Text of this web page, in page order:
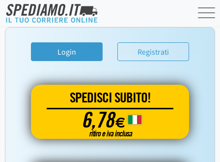
Login Registrati
SPEDISCI SUBITO!
6,78€
ritiro e iva inclusa